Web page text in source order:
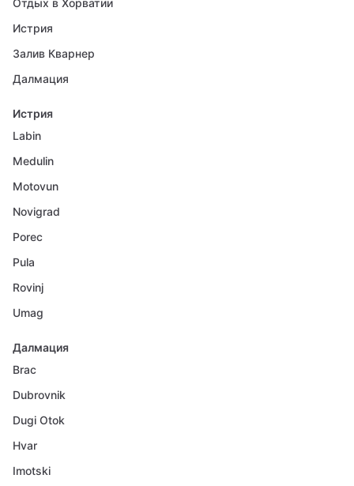
Отдых в Хорватии
Истрия
Залив Кварнер
Далмация
Истрия
Labin
Medulin
Motovun
Novigrad
Porec
Pula
Rovinj
Umag
Далмация
Brac
Dubrovnik
Dugi Otok
Hvar
Imotski